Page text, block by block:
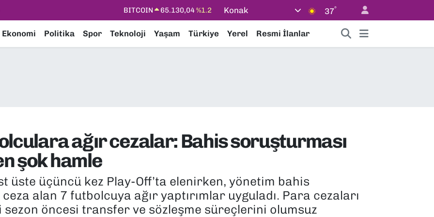
DOLAR 47,7106%0.17
STERLİN
64,4046%0.35
Konak 37°
Ekonomi Politika Spor Teknoloji Yaşam Türkiye Yerel Resmi İlanlar
ağır cezalar: Bahis soruşturması
şok hamle
üste üçüncü kez Play-Off’ta elenirken, yönetim bahis
alan 7 futbolcuya ağır yaptırımlar uyguladı. Para cezaları
sezon öncesi transfer ve sözleşme süreçlerini olumsuz